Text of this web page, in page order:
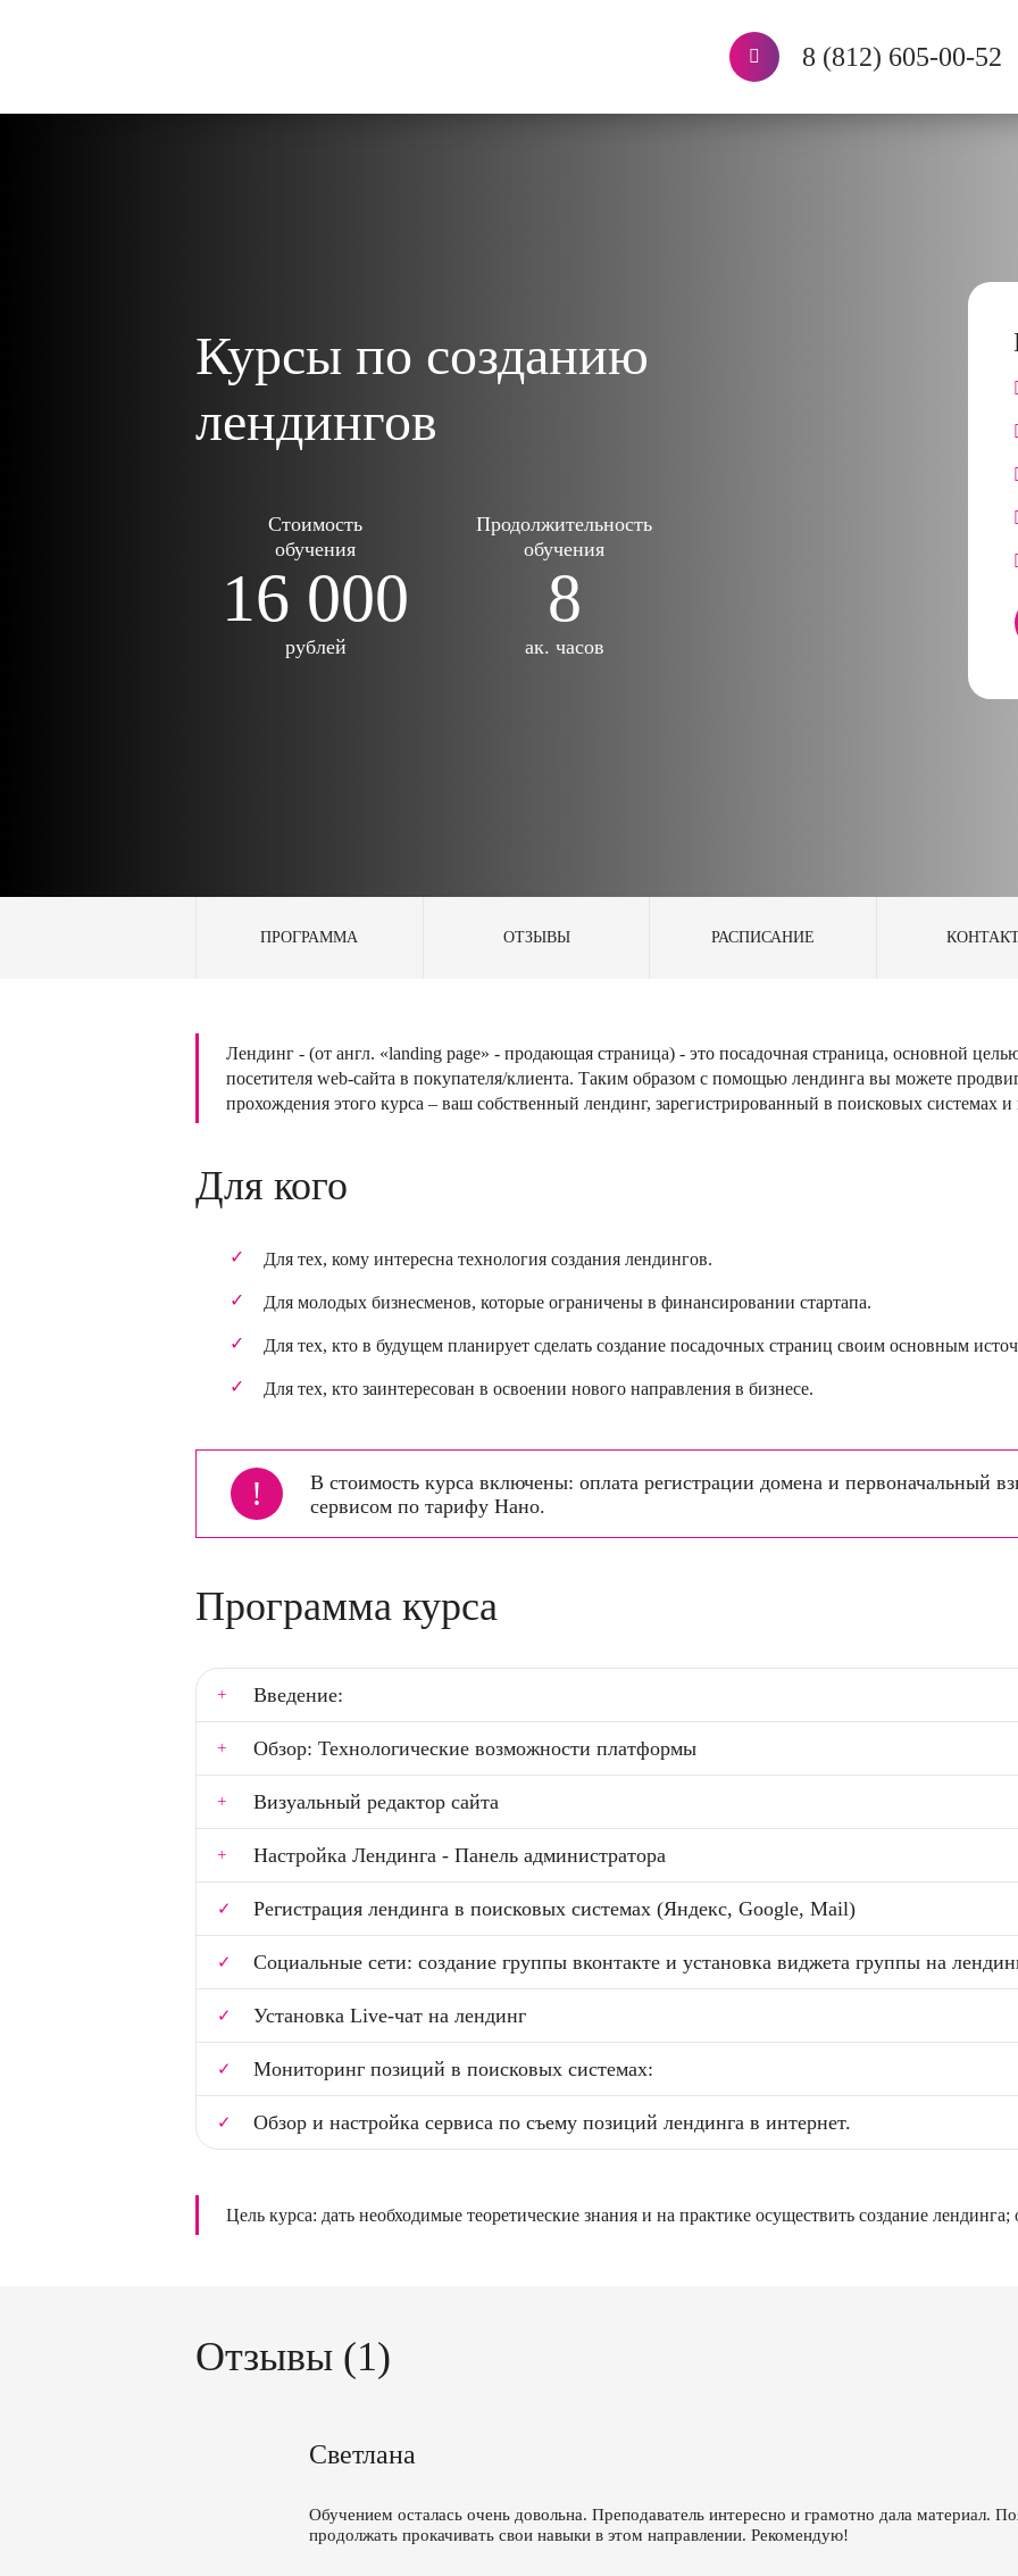
8 (812) 605-00-52
Курсы по созданию
лендингов
Стоимость
обучения
16 000
рублей
Продолжительность
обучения
8
ак. часов
ПРОГРАММА ОТЗЫВЫ РАСПИСАНИЕ
Лендинг - (от англ. «landing page» - продающая страница) - это посадочная страница, основной
посетителя web-сайта в покупателя/клиента. Таким образом с помощью лендинга вы можете
прохождения этого курса – ваш собственный лендинг, зарегистрированный в поисковых системах
Для кого
Для тех, кому интересна технология создания лендингов.
Для молодых бизнесменов, которые ограничены в финансировании стартапа.
Для тех, кто в будущем планирует сделать создание посадочных страниц своим основным
Для тех, кто заинтересован в освоении нового направления в бизнесе.
!
В стоимость курса включены: оплата регистрации домена и первоначальный
сервисом по тарифу Нано.
Программа курса
Введение:
Обзор: Технологические возможности платформы
Визуальный редактор сайта
Настройка Лендинга - Панель администратора
Регистрация лендинга в поисковых системах (Яндекс, Google, Mail)
Социальные сети: создание группы вконтакте и установка виджета группы на
Установка Live-чат на лендинг
Мониторинг позиций в поисковых системах:
Обзор и настройка сервиса по съему позиций лендинга в интернет.
Цель курса: дать необходимые теоретические знания и на практике осуществить создание
Отзывы (1)
Светлана
Обучением осталась очень довольна. Преподаватель интересно и грамотно дала материал.
продолжать прокачивать свои навыки в этом направлении. Рекомендую!